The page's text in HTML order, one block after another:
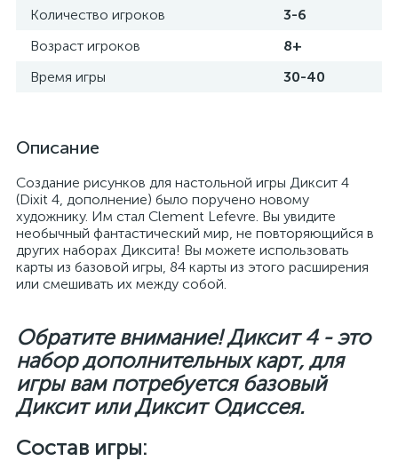
Количество игроков
3-6
Возраст игроков
8+
Время игры
30-40
Описание
Создание рисунков для настольной игры Диксит 4
(Dixit 4, дополнение) было поручено новому
художнику. Им стал Clement Lefevre. Вы увидите
необычный фантастический мир, не повторяющийся в
других наборах Диксита! Вы можете использовать
карты из базовой игры, 84 карты из этого расширения
или смешивать их между собой.
Обратите внимание! Диксит 4 - это
набор дополнительных карт, для
игры вам потребуется базовый
Диксит или Диксит Одиссея.
Состав игры: